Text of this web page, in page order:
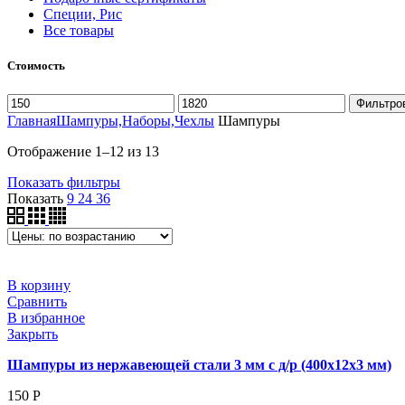
Специи, Рис
Все товары
Стоимость
ГлавнаяШампуры,Наборы,Чехлы Шампуры
Отображение 1–12 из 13
Показать фильтры
Показать 9 24 36
В корзину
Сравнить
В избранное
Закрыть
Шампуры из нержавеющей стали 3 мм с д/р (400x12x3 мм)
150 Р